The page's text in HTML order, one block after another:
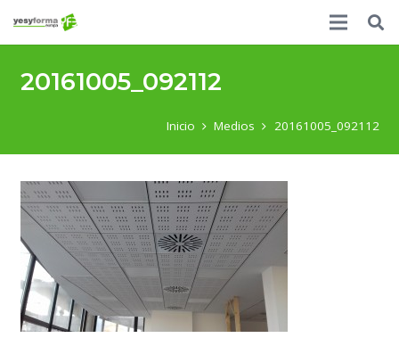
20161005_092112
Inicio Medios 20161005_092112